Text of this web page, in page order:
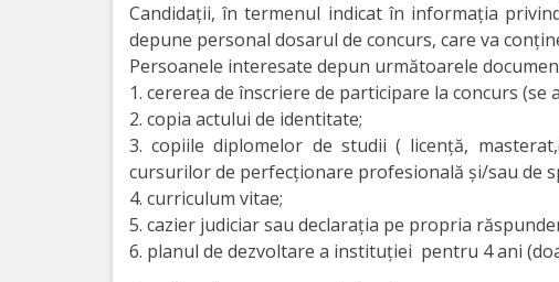
Ясли/
сада
№2*Родничок*
г.Отачь
Biserica
Primăria
Candidaţii, în termenul indicat în informaţia
depune personal dosarul de concurs, care va
Persoanele interesate depun următoarele
1. cererea de înscriere de participare la concurs (se
2. copia actului de identitate;
3. copiile diplomelor de studii ( licență,
cursurilor de perfecționare profesională și/sau de
4. curriculum vitae;
5. cazier judiciar sau declaraţia pe propria
6. planul de dezvoltare a instituţiei pentru 4 ani